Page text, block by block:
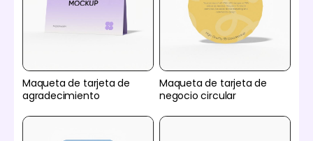
Maqueta de tarjeta de
agradecimiento
Maqueta de tarjeta de
negocio circular